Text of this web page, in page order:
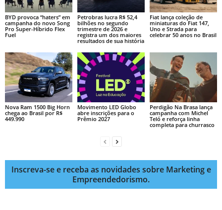
BYD provoca “haters” em
campanha do novo Song
Pro Super-Híbrido Flex
Fuel
Petrobras lucra R$ 52,4
bilhões no segundo
trimestre de 2026 e
registra um dos maiores
resultados de sua história
Fiat lança coleção de
miniaturas do Fiat 147,
Uno e Strada para
celebrar 50 anos no Brasil
Nova Ram 1500 Big Horn
chega ao Brasil por R$
449.990
Movimento LED Globo
abre inscrições para o
Prêmio 2027
Perdigão Na Brasa lança
campanha com Michel
Teló e reforça linha
completa para churrasco
Inscreva-se e receba as novidades sobre Marketing e
Empreendedorismo.